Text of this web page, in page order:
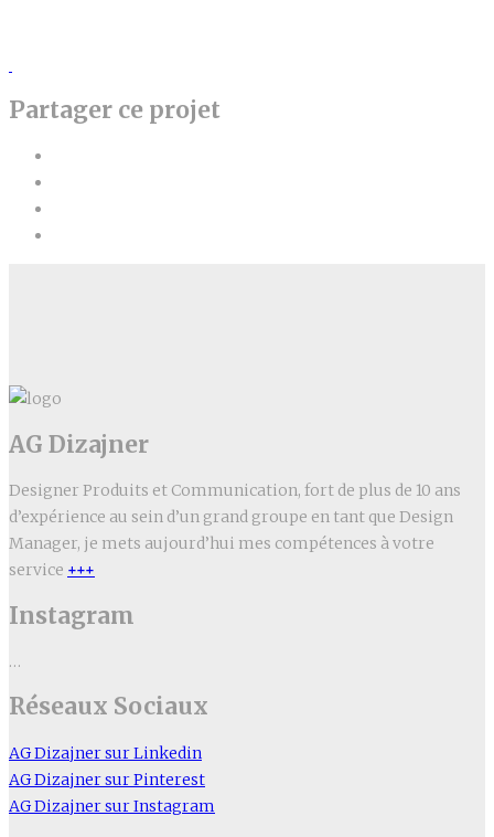
Partager ce projet
AG Dizajner
Designer Produits et Communication, fort de plus de 10 ans
d’expérience au sein d’un grand groupe en tant que Design
Manager, je mets aujourd’hui mes compétences à votre
service +++
Instagram
…
Réseaux Sociaux
AG Dizajner sur Linkedin
AG Dizajner sur Pinterest
AG Dizajner sur Instagram